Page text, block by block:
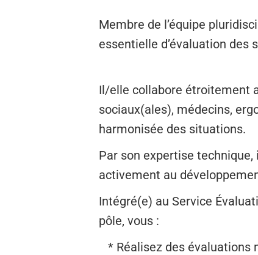
Membre de l’équipe
essentielle d’évaluation des
Il/elle collabore étroitement
sociaux(ales), médecins,
harmonisée des situations.
Par son expertise
activement au
Intégré(e) au Service
pôle, vous :
* Réalisez des évaluations